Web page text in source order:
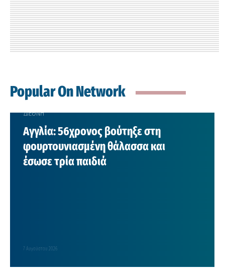
Popular On Network
ΔΙΕΘΝΗ
Αγγλία: 56χρονος βούτηξε στη
φουρτουνιασμένη θάλασσα και
έσωσε τρία παιδιά
7 Αυγούστου 2026